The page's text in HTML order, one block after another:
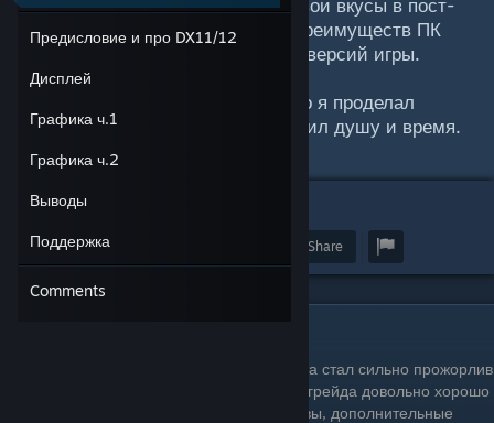
Предисловие и про DX11/12
Дисплей
Графика ч.1
Графика ч.2
Выводы
Поддержка
Comments
обработке. Одно из очевидных преимуществ ПК
бояринга, в отличие консольных версий игры.
Надеюсь на вашу поддержку, ибо я проделал
огромную работу в которую вложил душу и время.
Enjoy
7
Share
апдейта стал сильно прожорлив
в видеокарте. Тем не менее с выходом апгрейда довольно хорошо
улучшилось затенение, стало больше травы, дополнительные